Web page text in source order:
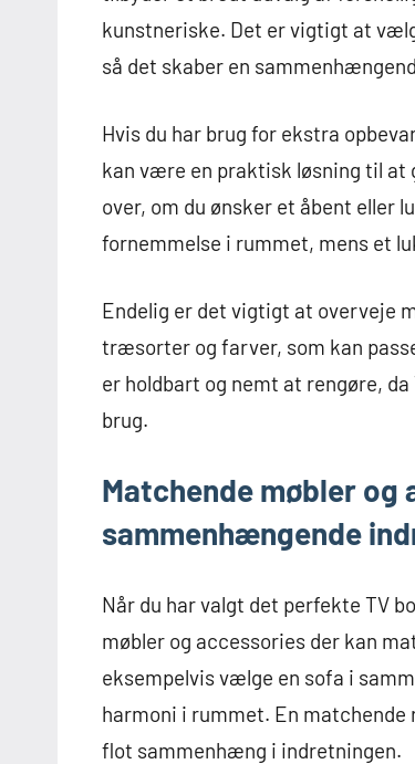
kunstneriske. Det er vigtigt at
så det skaber en
Hvis du har brug for ekstra
kan være en praktisk løsning til at
over, om du ønsker et åbent eller
fornemmelse i rummet, mens et
Endelig er det vigtigt at overveje
træsorter og farver, som kan
er holdbart og nemt at rengøre,
brug.
Matchende møbler
sammenhængende
Når du har valgt det perfekte TV
møbler og accessories der kan
eksempelvis vælge en sofa i
harmoni i rummet. En
flot sammenhæng i indretningen.